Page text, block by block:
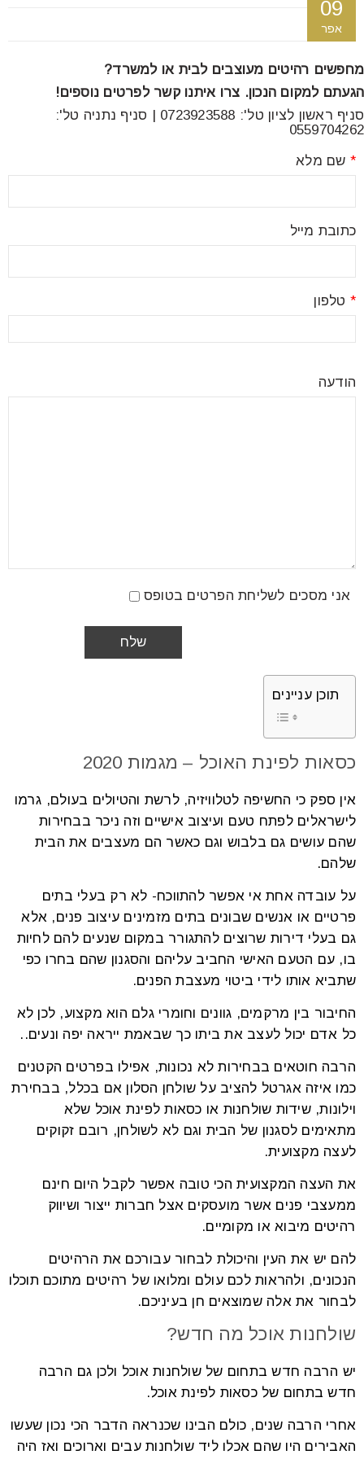
09
אפר
מחפשים רהיטים מעוצבים לבית או למשרד?
הגעתם למקום הנכון. צרו איתנו קשר לפרטים נוספים!
סניף ראשון לציון טל': 0723923588 | סניף נתניה טל':
0559704262
*
כתובת מייל
*
הודעה
אני מסכים לשליחת הפרטים בטופס
תוכן עניינים
כסאות לפינת האוכל – מגמות 2020
אין ספק כי החשיפה לטלוויזיה, לרשת והטיולים בעולם, גרמו
לישראלים לפתח טעם ועיצוב אישיים וזה ניכר בבחירות
שהם עושים גם בלבוש וגם כאשר הם מעצבים את הבית
שלהם.
על עובדה אחת אי אפשר להתווכח- לא רק בעלי בתים
פרטיים או אנשים שבונים בתים מזמינים עיצוב פנים, אלא
גם בעלי דירות שרוצים להתגורר במקום שנעים להם לחיות
בו, עם הטעם האישי החביב עליהם והסגנון שהם בחרו כפי
שתביא אותו לידי ביטוי מעצבת הפנים.
החיבור בין מרקמים, גוונים וחומרי גלם הוא מקצוע, לכן לא
כל אדם יכול לעצב את ביתו כך שבאמת ייראה יפה ונעים..
הרבה חוטאים בבחירות לא נכונות, אפילו בפרטים הקטנים
כמו איזה אגרטל להציב על שולחן הסלון אם בכלל, בבחירת
וילונות, שידות שולחנות או כסאות לפינת אוכל שלא
מתאימים לסגנון של הבית וגם לא לשולחן, רובם זקוקים
לעצה מקצועית.
את העצה המקצועית הכי טובה אפשר לקבל היום חינם
ממעצבי פנים אשר מועסקים אצל חברות ייצור ושיווק
רהיטים מיבוא או מקומיים.
להם יש את העין והיכולת לבחור עבורכם את הרהיטים
הנכונים, ולהראות לכם עולם ומלואו של רהיטים מתוכם תוכלו
לבחור את אלה שמוצאים חן בעיניכם.
שולחנות אוכל מה חדש?
יש הרבה חדש בתחום של שולחנות אוכל ולכן גם הרבה
חדש בתחום של כסאות לפינת אוכל.
אחרי הרבה שנים, כולם הבינו שכנראה הדבר הכי נכון שעשו
האבירים היו שהם אכלו ליד שולחנות עבים וארוכים ואז היה
font_download סמן קישורים
לאפס
כל
cached